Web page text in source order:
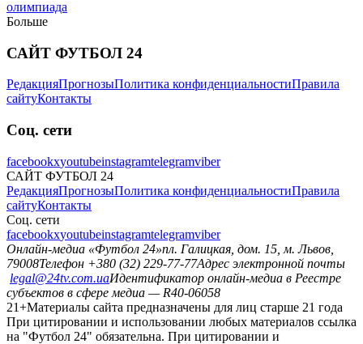
олимпиада
Больше
САЙТ ФУТБОЛ 24
РедакцияПрогнозыПолитика конфиденциальностиПравила
сайтуКонтакты
Соц. сети
facebookxyoutubeinstagramtelegramviber
САЙТ ФУТБОЛ 24
РедакцияПрогнозыПолитика конфиденциальностиПравила
сайтуКонтакты
Соц. сети
facebookxyoutubeinstagramtelegramviber
Онлайн-медиа «Футбол 24»пл. Галицкая, дом. 15, м. Львов,
79008Телефон +380 (32) 229-77-77Адрес электронной почты
legal@24tv.com.uaИдентификатор онлайн-медиа в Реестре
субъектов в сфере медиа — R40-06058
21+Материалы сайта предназначены для лиц старше 21 года
При цитировании и использовании любых материалов ссылка
на "Футбол 24" обязательна. При цитировании и